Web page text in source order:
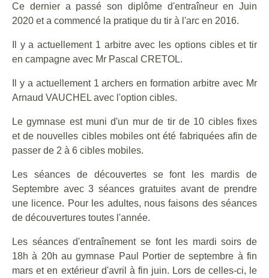
Ce dernier a passé son diplôme d'entraîneur en Juin
2020 et a commencé la pratique du tir à l'arc en 2016.
Il y a actuellement 1 arbitre avec les options cibles et tir
en campagne avec Mr Pascal CRETOL.
Il y a actuellement 1 archers en formation arbitre avec Mr
Arnaud VAUCHEL avec l'option cibles.
Le gymnase est muni d'un mur de tir de 10 cibles fixes
et de nouvelles cibles mobiles ont été fabriquées afin de
passer de 2 à 6 cibles mobiles.
Les séances de découvertes se font les mardis de
Septembre avec 3 séances gratuites avant de prendre
une licence. Pour les adultes, nous faisons des séances
de découvertures toutes l'année.
Les séances d'entraînement se font les mardi soirs de
18h à 20h au gymnase Paul Portier de septembre à fin
mars et en extérieur d'avril à fin juin. Lors de celles-ci, le